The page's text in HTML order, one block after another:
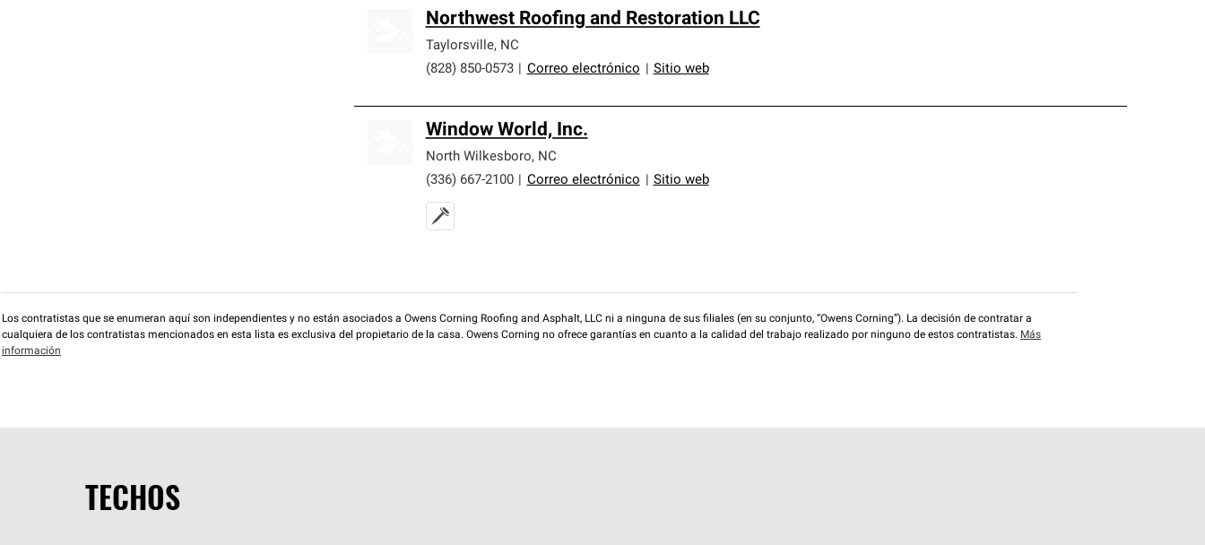
Northwest Roofing and Restoration LLC
Taylorsville, NC
(828) 850-0573
Correo electrónico Sitio web
Window World, Inc.
North Wilkesboro, NC
(336) 667-2100
Correo electrónico Sitio web
Los contratistas que se enumeran aquí son independientes y no están asociados a Owens Corning Roofing and Asphalt, LLC ni a ninguna de sus filiales (en su conjunto, “Owens Corning”). La decisión de contratar a
cualquiera de los contratistas mencionados en esta lista es exclusiva del propietario de la casa. Owens Corning no ofrece garantías en cuanto a la calidad del trabajo realizado por ninguno de estos contratistas. Más
información
TECHOS